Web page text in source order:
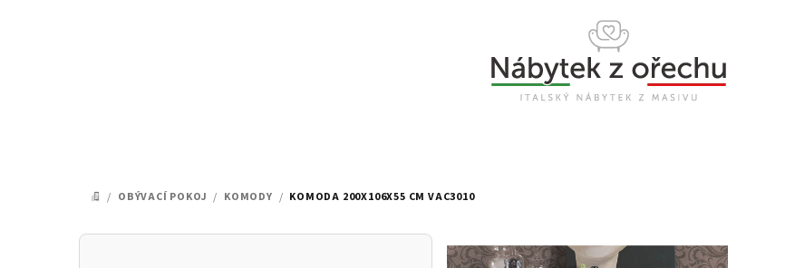
DOMŮ
/ OBÝVACÍ POKOJ / KOMODY / KOMODA 200X106X55 CM VAC3010
P